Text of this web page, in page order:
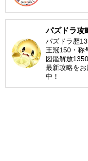
パズドラ攻
パズドラ歴
王冠150・称
図鑑解放
最新攻略を
中！